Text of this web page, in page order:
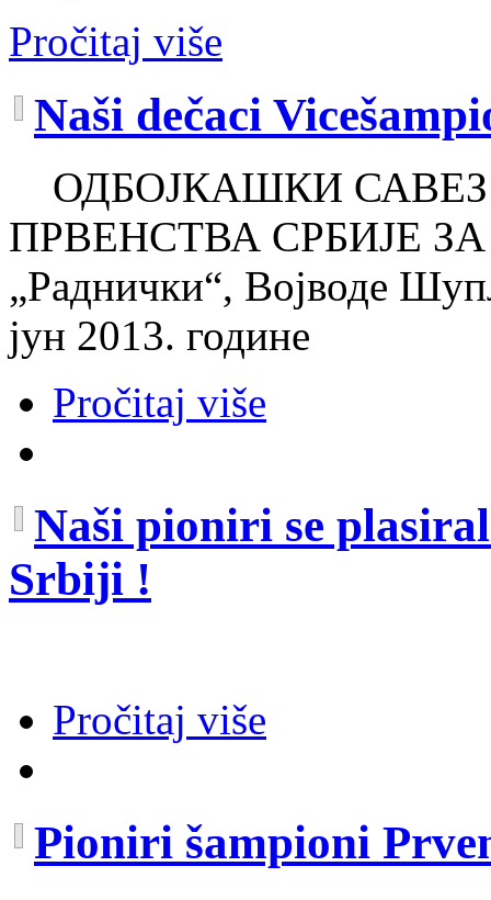
Pročitaj više
Naši dečaci
ОДБОЈКАШКИ
ПРВЕНСТВА СРБИЈЕ
„Раднички“, Војводе
јун 2013. године
Pročitaj više
Naši pioniri se
Srbiji !
Pročitaj više
Pioniri šampioni